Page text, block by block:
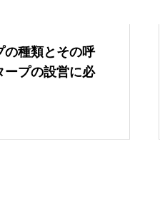
の種類とその呼
ープの設営に必